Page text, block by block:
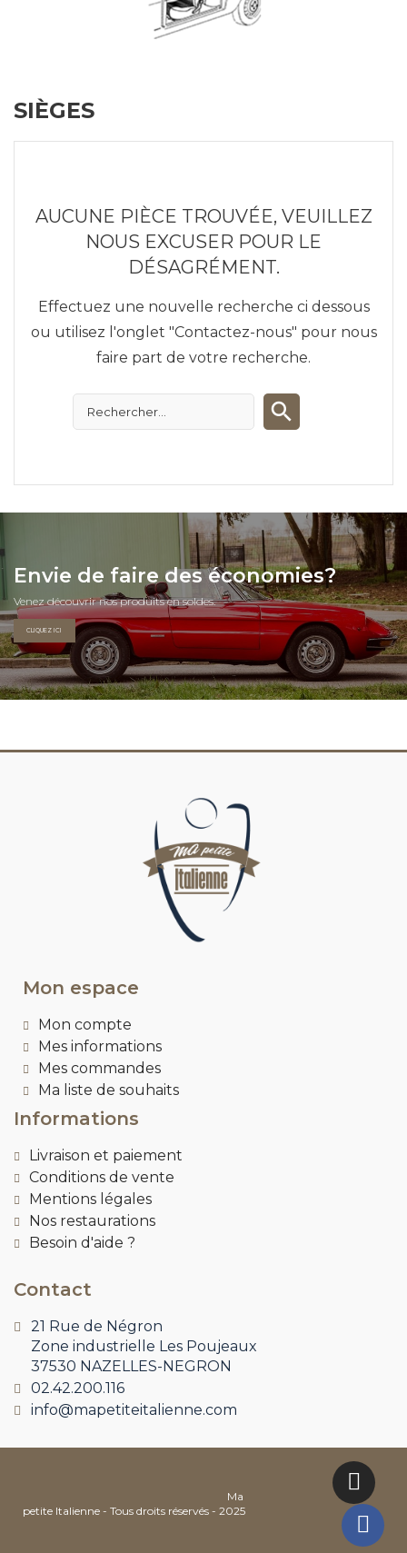
SIÈGES
AUCUNE PIÈCE TROUVÉE, VEUILLEZ
NOUS EXCUSER POUR LE
DÉSAGRÉMENT.
Effectuez une nouvelle recherche ci dessous
ou utilisez l'onglet "Contactez-nous" pour nous
faire part de votre recherche.
Envie de faire des économies?
Venez découvrir nos produits en soldes.
CLIQUEZ ICI
Mon espace
Mon compte
Mes informations
Mes commandes
Ma liste de souhaits
Informations
Livraison et paiement
Conditions de vente
Mentions légales
Nos restaurations
Besoin d'aide ?
Contact
21 Rue de Négron
Zone industrielle Les Poujeaux
37530 NAZELLES-NEGRON
02.42.200.116
info@mapetiteitalienne.com
Ma
petite Italienne - Tous droits réservés - 2025